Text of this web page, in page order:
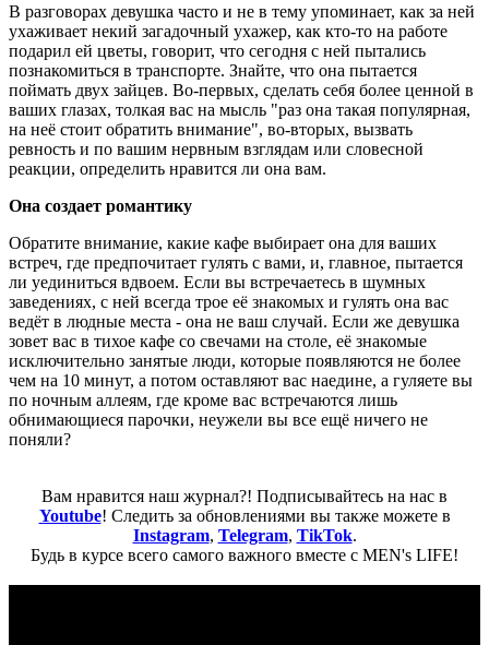
В разговорах девушка часто и не в тему упоминает, как за ней
ухаживает некий загадочный ухажер, как кто-то на работе
подарил ей цветы, говорит, что сегодня с ней пытались
познакомиться в транспорте. Знайте, что она пытается
поймать двух зайцев. Во-первых, сделать себя более ценной в
ваших глазах, толкая вас на мысль "раз она такая популярная,
на неё стоит обратить внимание", во-вторых, вызвать
ревность и по вашим нервным взглядам или словесной
реакции, определить нравится ли она вам.
Она создает романтику
Обратите внимание, какие кафе выбирает она для ваших
встреч, где предпочитает гулять с вами, и, главное, пытается
ли уединиться вдвоем. Если вы встречаетесь в шумных
заведениях, с ней всегда трое её знакомых и гулять она вас
ведёт в людные места - она не ваш случай. Если же девушка
зовет вас в тихое кафе со свечами на столе, её знакомые
исключительно занятые люди, которые появляются не более
чем на 10 минут, а потом оставляют вас наедине, а гуляете вы
по ночным аллеям, где кроме вас встречаются лишь
обнимающиеся парочки, неужели вы все ещё ничего не
поняли?
Вам нравится наш журнал?! Подписывайтесь на нас в
Youtube! Следить за обновлениями вы также можете в
Instagram, Telegram, TikTok.
Будь в курсе всего самого важного вместе с MEN's LIFE!